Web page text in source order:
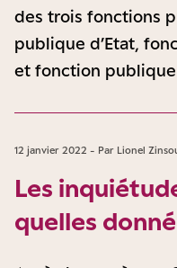
des trois fonctions
publique d’Etat,
et fonction
12 janvier 2022 - Par Lionel
Les
quelles